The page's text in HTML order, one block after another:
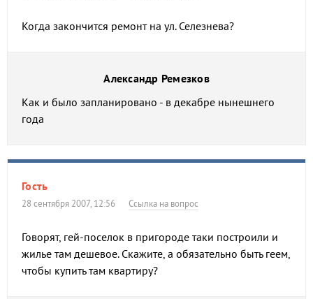
Когда закончится ремонт на ул. Селезнева?
Александр Ремезков
Как и было запланировано - в декабре нынешнего
года
Гость
28 сентября 2007, 12:56 Ссылка на вопрос
Говорят, гей-поселок в пригороде таки построили и
жилье там дешевое. Скажите, а обязательно быть геем,
чтобы купить там квартиру?